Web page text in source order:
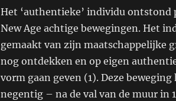
Het ‘authentieke’ individu ontstond
New Age achtige bewegingen. Het
gemaakt van zijn maatschappelijke
nog ontdekken en op eigen
vorm gaan geven (1). Deze
negentig – na de val van de muur in